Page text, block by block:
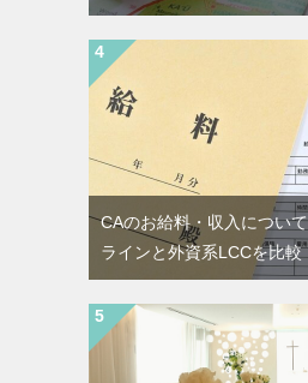
CAのお給料・収入につい
ラインと外資系LCCを比較